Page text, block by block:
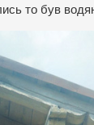
то був